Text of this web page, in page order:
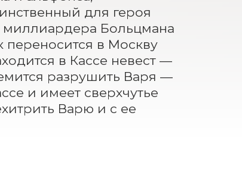
для героя
Больцмана
переносится в Москву
в Кассе невест —
разрушить Варя —
и имеет сверхчутье
Варю и с ее